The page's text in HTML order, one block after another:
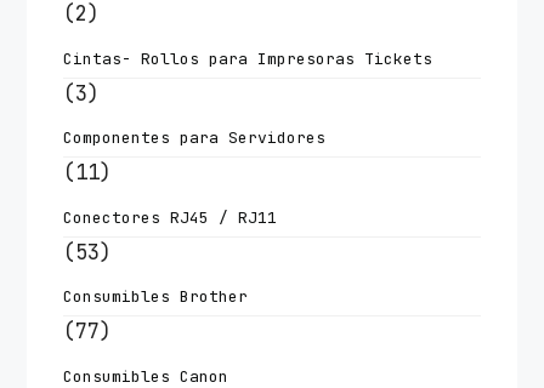
(2)
Cintas- Rollos para Impresoras Tickets
(3)
Componentes para Servidores
(11)
Conectores RJ45 / RJ11
(53)
Consumibles Brother
(77)
Consumibles Canon